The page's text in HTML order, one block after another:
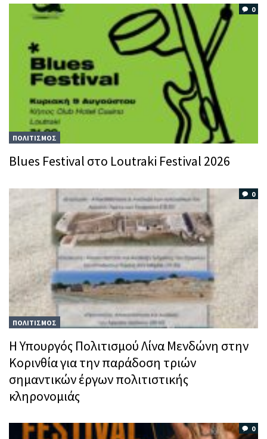
0
ΠΟΛΙΤΙΣΜΟΣ
Blues Festival στο Loutraki Festival 2026
0
ΠΟΛΙΤΙΣΜΟΣ
Η Υπουργός Πολιτισμού Λίνα Μενδώνη στην
Κορινθία για την παράδοση τριών
σημαντικών έργων πολιτιστικής
κληρονομιάς
0